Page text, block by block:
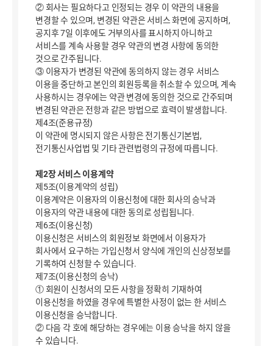
② 회사는 필요하다고 인정되는 경우 이 약관의 내용을
변경할 수 있으며, 변경된 약관은 서비스 화면에 공지하며,
공지후 7일 이후에도 거부의사를 표시하지 아니하고
서비스를 계속 사용할 경우 약관의 변경 사항에 동의한
것으로 간주됩니다.
③ 이용자가 변경된 약관에 동의하지 않는 경우 서비스
이용을 중단하고 본인의 회원등록을 취소할 수 있으며, 계속
사용하시는 경우에는 약관 변경에 동의한 것으로 간주되며
변경된 약관은 전항과 같은 방법으로 효력이 발생합니다.
제4조(준용규정)
이 약관에 명시되지 않은 사항은 전기통신기본법,
전기통신사업법 및 기타 관련법령의 규정에 따릅니다.
제2장 서비스 이용계약
제5조(이용계약의 성립)
이용계약은 이용자의 이용신청에 대한 회사의 승낙과
이용자의 약관 내용에 대한 동의로 성립됩니다.
제6조(이용신청)
이용신청은 서비스의 회원정보 화면에서 이용자가
회사에서 요구하는 가입신청서 양식에 개인의 신상정보를
기록하여 신청할 수 있습니다.
제7조(이용신청의 승낙)
① 회원이 신청서의 모든 사항을 정확히 기재하여
이용신청을 하였을 경우에 특별한 사정이 없는 한 서비스
이용신청을 승낙합니다.
② 다음 각 호에 해당하는 경우에는 이용 승낙을 하지 않을
수 있습니다.